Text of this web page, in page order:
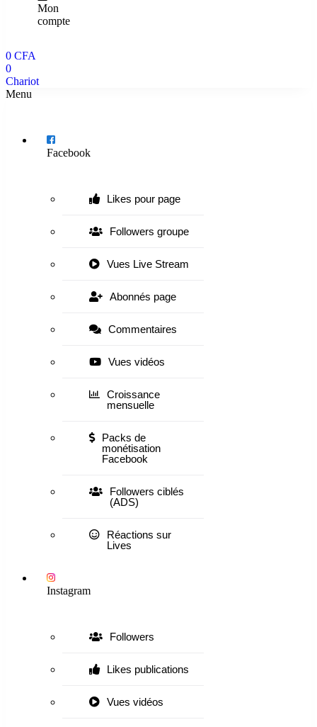
Mon
compte
0 CFA
0
Chariot
Menu
Facebook
Likes pour page
Followers groupe
Vues Live Stream
Abonnés page
Commentaires
Vues vidéos
Croissance
mensuelle
Packs de
monétisation
Facebook
Followers ciblés
(ADS)
Réactions sur
Lives
Instagram
Followers
Likes publications
Vues vidéos